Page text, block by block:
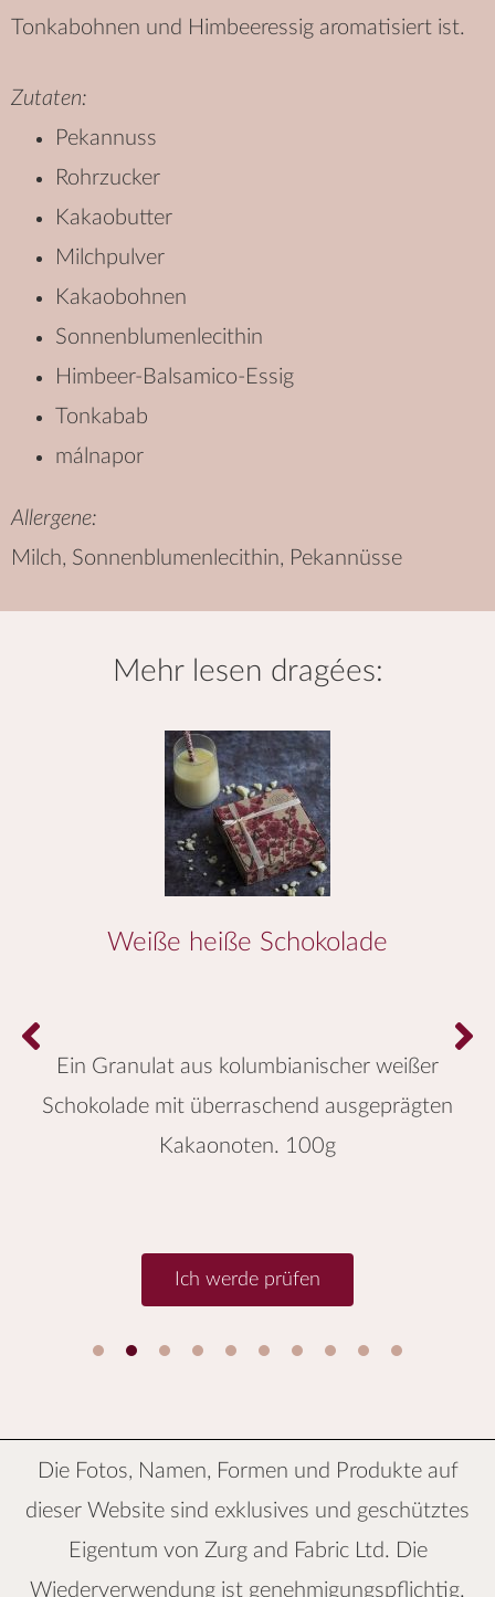
Tonkabohnen und Himbeeressig aromatisiert ist.
Zutaten:
Pekannuss
Rohrzucker
Kakaobutter
Milchpulver
Kakaobohnen
Sonnenblumenlecithin
Himbeer-Balsamico-Essig
Tonkabab
málnapor
Allergene:
Milch, Sonnenblumenlecithin, Pekannüsse
mehr lesen dragées:
Weiße heiße Schokolade
Ein Granulat aus kolumbianischer weißer
Schokolade mit überraschend ausgeprägten
Kakaonoten. 100g
Ich werde prüfen
Die Fotos, Namen, Formen und Produkte auf
dieser Website sind exklusives und geschütztes
Eigentum von Zurg and Fabric Ltd. Die
Wiederverwendung ist genehmigungspflichtig.